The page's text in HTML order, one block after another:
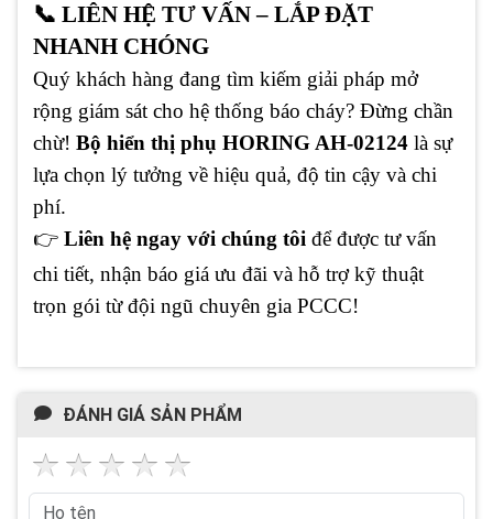
📞 LIÊN HỆ TƯ VẤN – LẮP ĐẶT
NHANH CHÓNG
Quý khách hàng đang tìm kiếm giải pháp mở
rộng giám sát cho hệ thống báo cháy? Đừng chần
chừ! Bộ hiển thị phụ HORING AH-02124 là sự
lựa chọn lý tưởng về hiệu quả, độ tin cậy và chi
phí.
👉 Liên hệ ngay với chúng tôi để được tư vấn
chi tiết, nhận báo giá ưu đãi và hỗ trợ kỹ thuật
trọn gói từ đội ngũ chuyên gia PCCC!
ĐÁNH GIÁ SẢN PHẨM